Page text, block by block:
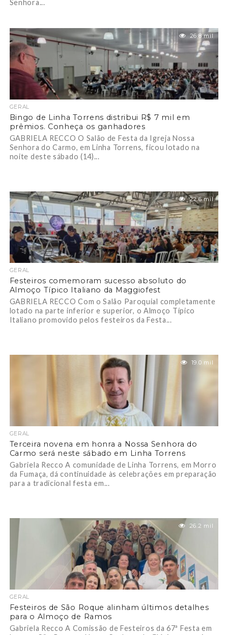
Senhora...
26.8 mil
GERAL
Bingo de Linha Torrens distribui R$ 7 mil em
prêmios. Conheça os ganhadores
GABRIELA RECCO O Salão de Festa da Igreja Nossa
Senhora do Carmo, em Linha Torrens, ficou lotado na
noite deste sábado (14)...
22.6 mil
GERAL
Festeiros comemoram sucesso absoluto do
Almoço Típico Italiano da Maggiofest
GABRIELA RECCO Com o Salão Paroquial completamente
lotado na parte inferior e superior, o Almoço Típico
Italiano promovido pelos festeiros da Festa...
19.0 mil
GERAL
Terceira novena em honra a Nossa Senhora do
Carmo será neste sábado em Linha Torrens
Gabriela Recco A comunidade de Linha Torrens, em Morro
da Fumaça, dá continuidade às celebrações em preparação
para a tradicional festa em...
26.2 mil
GERAL
Festeiros de São Roque alinham últimos detalhes
para o Almoço de Ramos
Gabriela Recco A Comissão de Festeiros da 67ª Festa em